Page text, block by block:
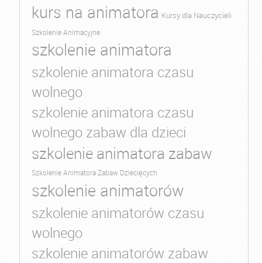
kurs na animatora Kursy dla Nauczycieli
Szkolenie Animacyjne
szkolenie animatora
szkolenie animatora czasu
wolnego
szkolenie animatora czasu
wolnego zabaw dla dzieci
szkolenie animatora zabaw
Szkolenie Animatora Zabaw Dziecięcych
szkolenie animatorów
szkolenie animatorów czasu
wolnego
szkolenie animatorów zabaw